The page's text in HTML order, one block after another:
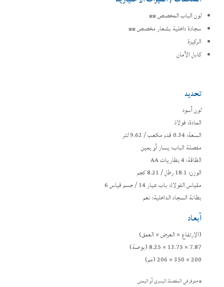
لون الباب المخصص **
سجادة داخلية بشعار مخصص **
الركيزة
كابل الأمان
تحديد
لون أسود
المادة: فولاذ
السعة: 0.34 قدم مكعب / 9.62 لتر
مفصلة الباب: يسار أو يمين
الطاقة: 4 بطاريات AA
الوزن: 18.1 رطل / 8.21 كجم
مقياس الفولاذ: باب عيار 14 / جسم قياس 6
بطانة السجاد الداخلية: نعم
أبعاد
(الارتفاع × العرض × العمق)
7.87 × 13.75 × 8.25 (بوصة)
200 × 350 × 206 (مم)
* متوفر في المفصلة اليسرى أو اليمنى